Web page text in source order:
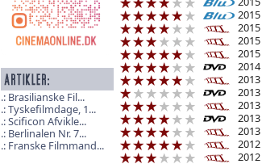
Brasilianske Fil...
Tyskefilmdage, 1...
Scificon Afvikle...
Berlinalen Nr. 7...
Franske Filmmand...
2015
2015
2015
2015
2014
2013
2013
2013
2013
2013
2012
2012